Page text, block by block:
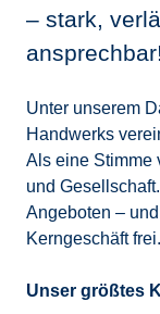
Alle Termine
– stark,
ansprechbar!
Unter unserem
Handwerks
Als eine Stimme
und
Angeboten –
Kerngeschäft frei.
Unser größtes